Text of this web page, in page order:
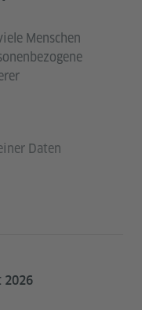
Menschen
Daten
2026